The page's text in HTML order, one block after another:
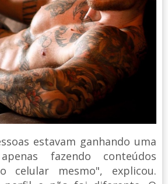
estavam ganhando uma
fazendo conteúdos
celular mesmo", explicou.